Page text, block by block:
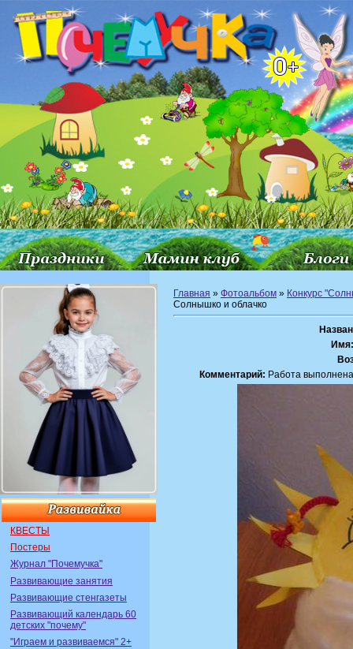
КВЕСТЫ
Постеры
Журнал "Почемучка"
Развивающие занятия
Развивающие стенгазеты
Развивающий календарь 60
детских "почему"
"Играем и развиваемся" 2+
Главная » Фотоальбом » Конкурс
Солнышко и облачко
Имя:
Комментарий: Работа